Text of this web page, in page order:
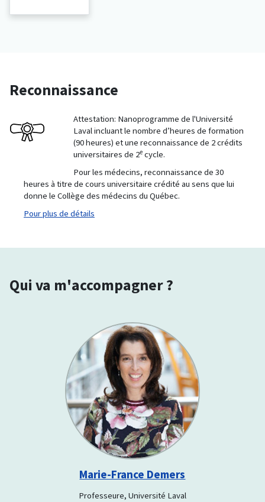
Reconnaissance
Attestation: Nanoprogramme de l'Université
Laval incluant le nombre d’heures de formation
(90 heures) et une reconnaissance de 2 crédits
universitaires de 2e cycle.
Pour les médecins, reconnaissance de 30
heures à titre de cours universitaire crédité au sens que lui
donne le Collège des médecins du Québec.
Pour plus de détails
Qui va m'accompagner ?
Marie-France Demers
Professeure, Université Laval